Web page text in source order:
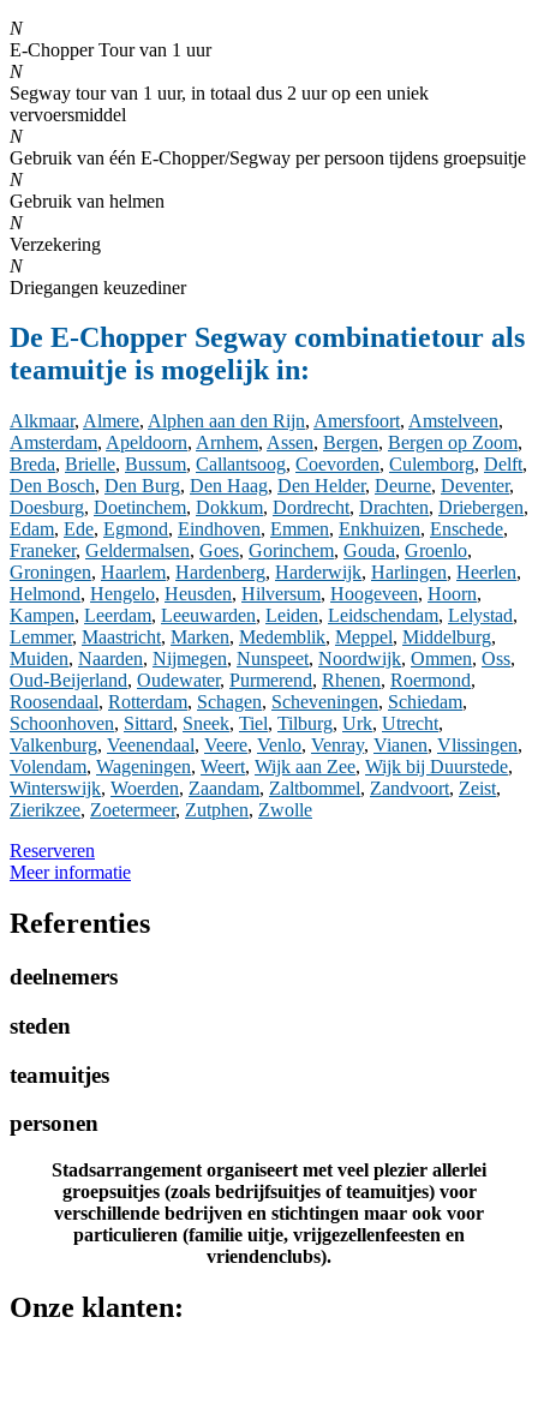
N
E-Chopper Tour van 1 uur
N
Segway tour van 1 uur, in totaal dus 2 uur op een uniek
vervoersmiddel
N
Gebruik van één E-Chopper/Segway per persoon tijdens groepsuitje
N
Gebruik van helmen
N
Verzekering
N
Driegangen keuzediner
De E-Chopper Segway combinatietour als
teamuitje is mogelijk in:
Alkmaar, Almere, Alphen aan den Rijn, Amersfoort, Amstelveen,
Amsterdam, Apeldoorn, Arnhem, Assen, Bergen, Bergen op Zoom,
Breda, Brielle, Bussum, Callantsoog, Coevorden, Culemborg, Delft,
Den Bosch, Den Burg, Den Haag, Den Helder, Deurne, Deventer,
Doesburg, Doetinchem, Dokkum, Dordrecht, Drachten, Driebergen,
Edam, Ede, Egmond, Eindhoven, Emmen, Enkhuizen, Enschede,
Franeker, Geldermalsen, Goes, Gorinchem, Gouda, Groenlo,
Groningen, Haarlem, Hardenberg, Harderwijk, Harlingen, Heerlen,
Helmond, Hengelo, Heusden, Hilversum, Hoogeveen, Hoorn,
Kampen, Leerdam, Leeuwarden, Leiden, Leidschendam, Lelystad,
Lemmer, Maastricht, Marken, Medemblik, Meppel, Middelburg,
Muiden, Naarden, Nijmegen, Nunspeet, Noordwijk, Ommen, Oss,
Oud-Beijerland, Oudewater, Purmerend, Rhenen, Roermond,
Roosendaal, Rotterdam, Schagen, Scheveningen, Schiedam,
Schoonhoven, Sittard, Sneek, Tiel, Tilburg, Urk, Utrecht,
Valkenburg, Veenendaal, Veere, Venlo, Venray, Vianen, Vlissingen,
Volendam, Wageningen, Weert, Wijk aan Zee, Wijk bij Duurstede,
Winterswijk, Woerden, Zaandam, Zaltbommel, Zandvoort, Zeist,
Zierikzee, Zoetermeer, Zutphen, Zwolle
Reserveren
Meer informatie
Referenties
deelnemers
steden
teamuitjes
personen
Stadsarrangement organiseert met veel plezier allerlei
groepsuitjes (zoals bedrijfsuitjes of teamuitjes) voor
verschillende bedrijven en stichtingen maar ook voor
particulieren (familie uitje, vrijgezellenfeesten en
vriendenclubs).
Onze klanten: